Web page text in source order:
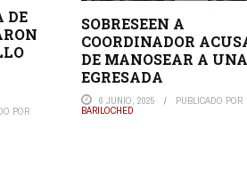
DE
POR
SOBRESEEN A
COORDINADOR
DE MANOSEAR A UNA
EGRESADA
6 JUNIO, 2025 PUBLICADO POR
BARILOCHED